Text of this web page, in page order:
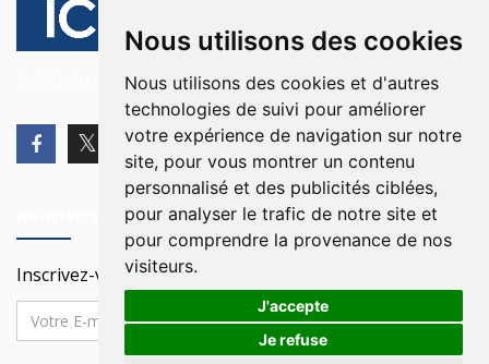
Nous utilisons des cookies
Nous utilisons des cookies et d'autres
technologies de suivi pour améliorer
votre expérience de navigation sur notre
site, pour vous montrer un contenu
personnalisé et des publicités ciblées,
pour analyser le trafic de notre site et
pour comprendre la provenance de nos
visiteurs.
J'accepte
Je refuse
© 2026 Ici Beyrouth. Tous les droits sont réservés.
Inscrivez-vous à notre Newsletter